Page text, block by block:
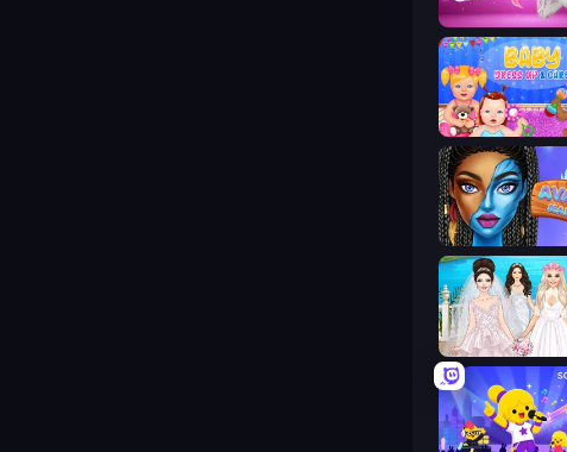
Baby Dress Up
Avatar Make Up
Model Wedding